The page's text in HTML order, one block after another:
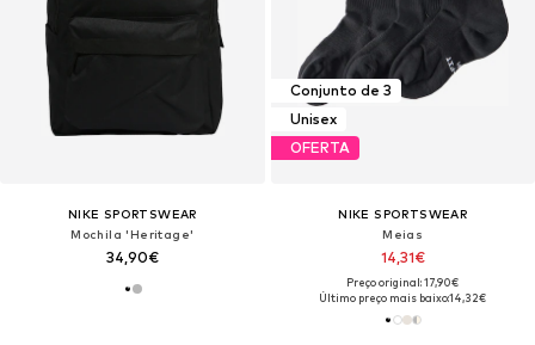
NIKE SPORTSWEAR
Mochila 'Heritage'
34,90€
Conjunto de 3
Unisex
OFERTA
NIKE SPORTSWEAR
Meias
14,31€
Preço original: 17,90€
Último preço mais baixo:14,32€